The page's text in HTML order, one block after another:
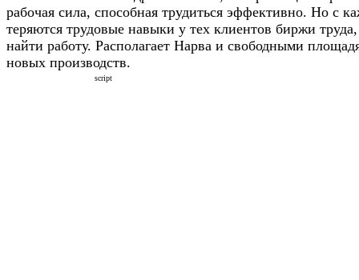
рабочая сила, способная трудиться эффективно. Но с
теряются трудовые навыки у тех клиентов биржи
найти работу. Располагает Нарва и свободными
новых производств.
script